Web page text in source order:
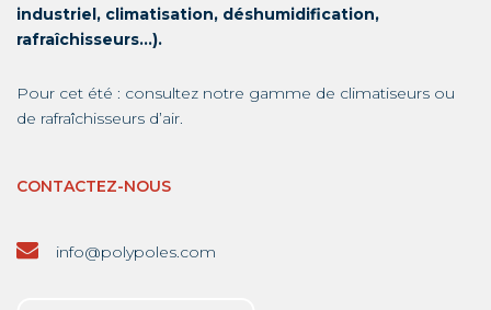
industriel, climatisation, déshumidification,
rafraîchisseurs…).
Pour cet été : consultez notre gamme de climatiseurs ou
de rafraîchisseurs d’air.
CONTACTEZ-NOUS
info@polypoles.com